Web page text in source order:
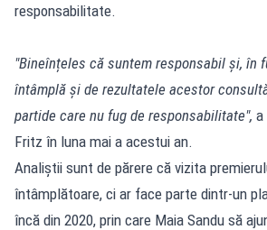
responsabilitate.
"Bineînțeles că suntem responsabil și, în
întâmplă și de rezultatele acestor
partide care nu fug de responsabilitate", a
Fritz în luna mai a acestui an.
Analiștii sunt de părere că vizita
întâmplătoare, ci ar face parte dintr-un
încă din 2020, prin care Maia Sandu să